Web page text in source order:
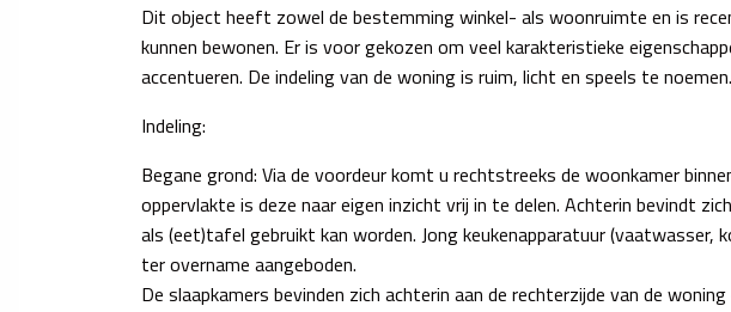
Dit object heeft zowel de bestemming winkel- als woonruimte en is
kunnen bewonen. Er is voor gekozen om veel karakteristieke
accentueren. De indeling van de woning is ruim, licht en speels te noemen.
Indeling:
Begane grond: Via de voordeur komt u rechtstreeks de woonkamer
oppervlakte is deze naar eigen inzicht vrij in te delen. Achterin bevindt
als (eet)tafel gebruikt kan worden. Jong keukenapparatuur (vaatwasser,
ter overname aangeboden.
De slaapkamers bevinden zich achterin aan de rechterzijde van de